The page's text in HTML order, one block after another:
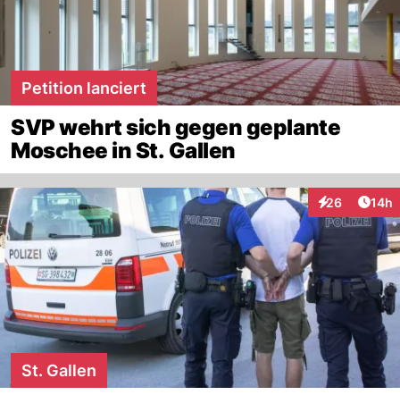
Petition lanciert
SVP wehrt sich gegen geplante
Moschee in St. Gallen
26
Interaktionen
14h
St. Gallen